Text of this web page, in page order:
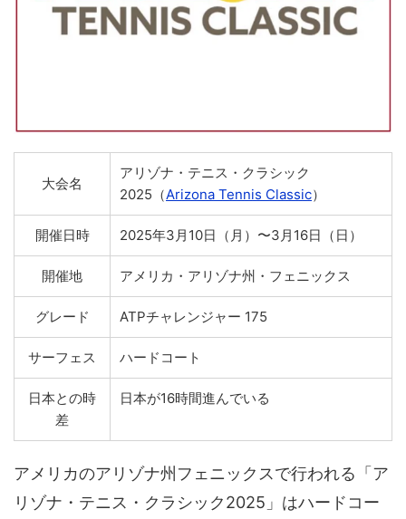
大会名
アリゾナ・テニス・クラシック
2025（Arizona Tennis Classic）
開催日時 2025年3月10日（月）〜3月16日（日）
開催地 アメリカ・アリゾナ州・フェニックス
グレード ATPチャレンジャー 175
サーフェス ハードコート
日本との時
差
日本が16時間進んでいる
アメリカのアリゾナ州フェニックスで行われる「ア
リゾナ・テニス・クラシック2025」はハードコー